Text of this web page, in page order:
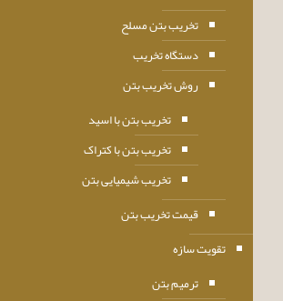
تخریب بتن مسلح
دستگاه تخریب
روش تخریب بتن
تخریب بتن با اسید
تخریب بتن با کتراک
تخریب شیمیایی بتن
قیمت تخریب بتن
تقویت سازه
ترمیم بتن